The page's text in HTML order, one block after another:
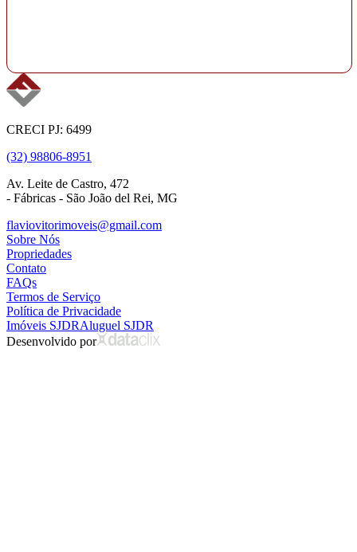
CRECI PJ: 6499
(32) 98806-8951
Av. Leite de Castro, 472
- Fábricas - São João del Rei, MG
flaviovitorimoveis@gmail.com
Sobre Nós
Propriedades
Contato
FAQs
Termos de Serviço
Política de Privacidade
Imóveis SJDRAluguel SJDR
Desenvolvido por